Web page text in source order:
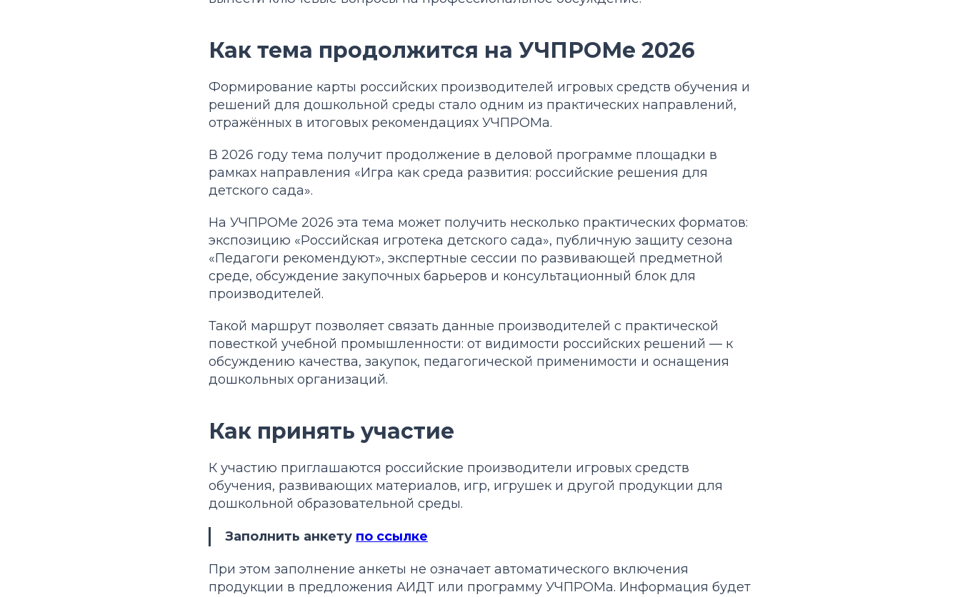
Как тема продолжится на УЧПРОМе 2026
Формирование карты российских производителей игровых средств обучения и
решений для дошкольной среды стало одним из практических направлений,
отражённых в итоговых рекомендациях УЧПРОМа.
В 2026 году тема получит продолжение в деловой программе площадки в
рамках направления «Игра как среда развития: российские решения для
детского сада».
На УЧПРОМе 2026 эта тема может получить несколько практических форматов:
экспозицию «Российская игротека детского сада», публичную защиту сезона
«Педагоги рекомендуют», экспертные сессии по развивающей предметной
среде, обсуждение закупочных барьеров и консультационный блок для
производителей.
Такой маршрут позволяет связать данные производителей с практической
повесткой учебной промышленности: от видимости российских решений — к
обсуждению качества, закупок, педагогической применимости и оснащения
дошкольных организаций.
Как принять участие
К участию приглашаются российские производители игровых средств
обучения, развивающих материалов, игр, игрушек и другой продукции для
дошкольной образовательной среды.
Заполнить анкету по ссылке
При этом заполнение анкеты не означает автоматического включения
продукции в предложения АИДТ или программу УЧПРОМа. Информация будет